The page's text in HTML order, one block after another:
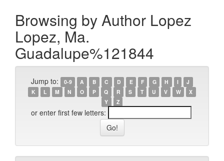
Browsing by Author Lopez
Lopez, Ma.
Guadalupe%121844
Jump to: 0-9 A B C D E F G H I
J
K
L M N O P Q R S T U V W
X
Y
Z
or enter first few letters: